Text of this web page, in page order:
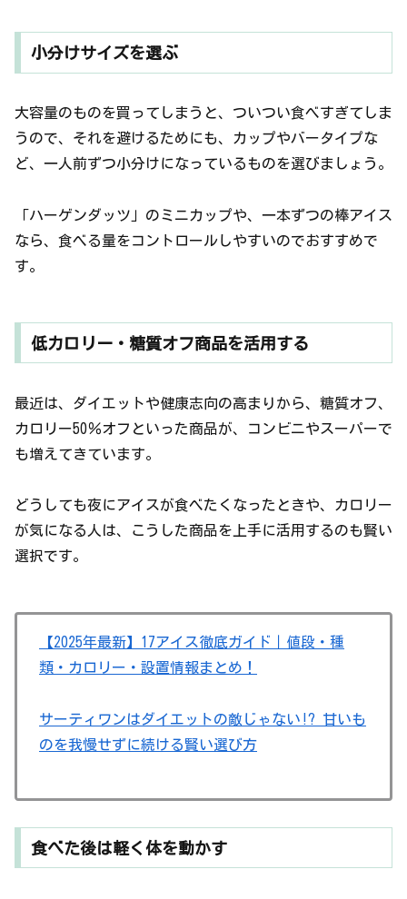
小分けサイズを選ぶ
大容量のものを買ってしまうと、ついつい食べすぎてしま
うので、それを避けるためにも、カップやバータイプな
ど、一人前ずつ小分けになっているものを選びましょう。
「ハーゲンダッツ」のミニカップや、一本ずつの棒アイス
なら、食べる量をコントロールしやすいのでおすすめで
す。
低カロリー・糖質オフ商品を活用する
最近は、ダイエットや健康志向の高まりから、糖質オフ、
カロリー50％オフといった商品が、コンビニやスーパーで
も増えてきています。
どうしても夜にアイスが食べたくなったときや、カロリー
が気になる人は、こうした商品を上手に活用するのも賢い
選択です。
【2025年最新】17アイス徹底ガイド｜値段・種
類・カロリー・設置情報まとめ！
サーティワンはダイエットの敵じゃない!? 甘いも
のを我慢せずに続ける賢い選び方
食べた後は軽く体を動かす